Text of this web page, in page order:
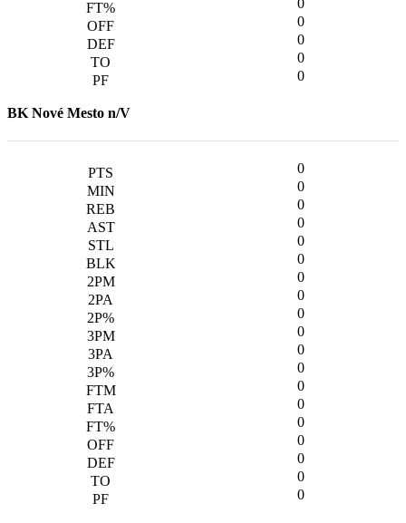
0
0
0
0
0
BK Nové Mesto n/V
0
0
0
0
0
0
0
0
0
0
0
0
0
0
0
0
0
0
0